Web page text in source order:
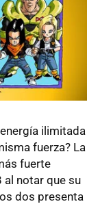
ilimitada
fuerza? La
fuerte
al notar que su
dos presenta